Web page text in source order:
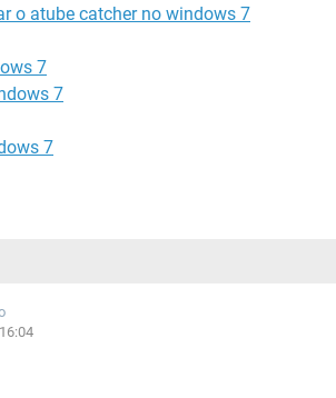
o atube catcher no windows 7
7
7
7